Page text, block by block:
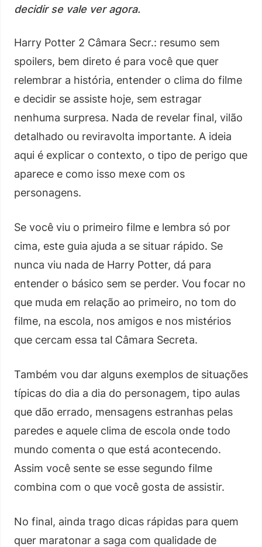
decidir se vale ver agora.
Harry Potter 2 Câmara Secr.: resumo sem
spoilers, bem direto é para você que quer
relembrar a história, entender o clima do filme
e decidir se assiste hoje, sem estragar
nenhuma surpresa. Nada de revelar final, vilão
detalhado ou reviravolta importante. A ideia
aqui é explicar o contexto, o tipo de perigo que
aparece e como isso mexe com os
personagens.
Se você viu o primeiro filme e lembra só por
cima, este guia ajuda a se situar rápido. Se
nunca viu nada de Harry Potter, dá para
entender o básico sem se perder. Vou focar no
que muda em relação ao primeiro, no tom do
filme, na escola, nos amigos e nos mistérios
que cercam essa tal Câmara Secreta.
Também vou dar alguns exemplos de situações
típicas do dia a dia do personagem, tipo aulas
que dão errado, mensagens estranhas pelas
paredes e aquele clima de escola onde todo
mundo comenta o que está acontecendo.
Assim você sente se esse segundo filme
combina com o que você gosta de assistir.
No final, ainda trago dicas rápidas para quem
quer maratonar a saga com qualidade de